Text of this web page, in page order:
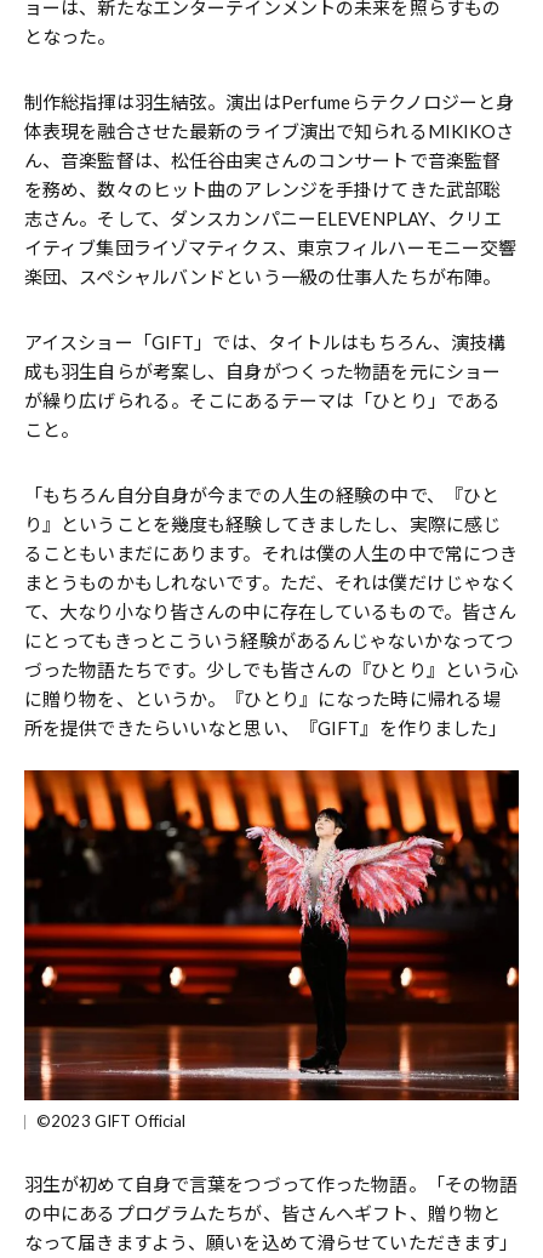
ョーは、新たなエンターテインメントの未来を照らすもの
となった。
制作総指揮は羽生結弦。演出はPerfumeらテクノロジーと身
体表現を融合させた最新のライブ演出で知られるMIKIKOさ
ん、音楽監督は、松任谷由実さんのコンサートで音楽監督
を務め、数々のヒット曲のアレンジを手掛けてきた武部聡
志さん。そして、ダンスカンパニーELEVENPLAY、クリエ
イティブ集団ライゾマティクス、東京フィルハーモニー交響
楽団、スペシャルバンドという一級の仕事人たちが布陣。
アイスショー「GIFT」では、タイトルはもちろん、演技構
成も羽生自らが考案し、自身がつくった物語を元にショー
が繰り広げられる。そこにあるテーマは「ひとり」である
こと。
「もちろん自分自身が今までの人生の経験の中で、『ひと
り』ということを幾度も経験してきましたし、実際に感じ
ることもいまだにあります。それは僕の人生の中で常につき
まとうものかもしれないです。ただ、それは僕だけじゃなく
て、大なり小なり皆さんの中に存在しているもので。皆さん
にとってもきっとこういう経験があるんじゃないかなってつ
づった物語たちです。少しでも皆さんの『ひとり』という心
に贈り物を、というか。『ひとり』になった時に帰れる場
所を提供できたらいいなと思い、『GIFT』を作りました」
©2023 GIFT Official
羽生が初めて自身で言葉をつづって作った物語。「その物語
の中にあるプログラムたちが、皆さんへギフト、贈り物と
なって届きますよう、願いを込めて滑らせていただきます」